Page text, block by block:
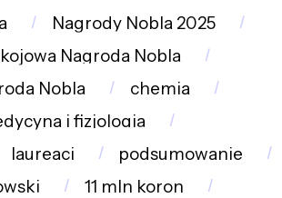
Nagrody Nobla 2025
Nagroda Nobla
Nobla
chemia
i fizjologia
laureaci
podsumowanie
11 mln koron